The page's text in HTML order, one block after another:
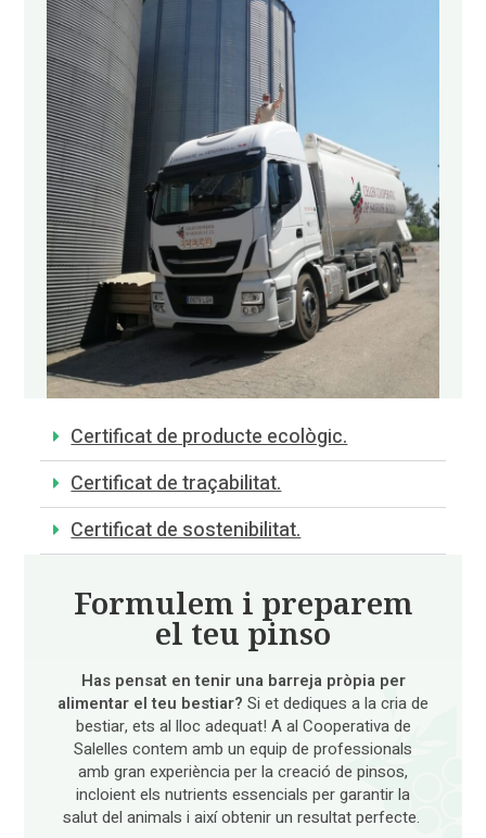
Certificat de producte ecològic.
Certificat de traçabilitat.
Certificat de sostenibilitat.
Formulem i preparem
el teu pinso
Has pensat en tenir una barreja pròpia per
alimentar el teu bestiar? Si et dediques a la cria de
bestiar, ets al lloc adequat! A al Cooperativa de
Salelles contem amb un equip de professionals
amb gran experiència per la creació de pinsos,
incloient els nutrients essencials per garantir la
salut del animals i així obtenir un resultat perfecte.